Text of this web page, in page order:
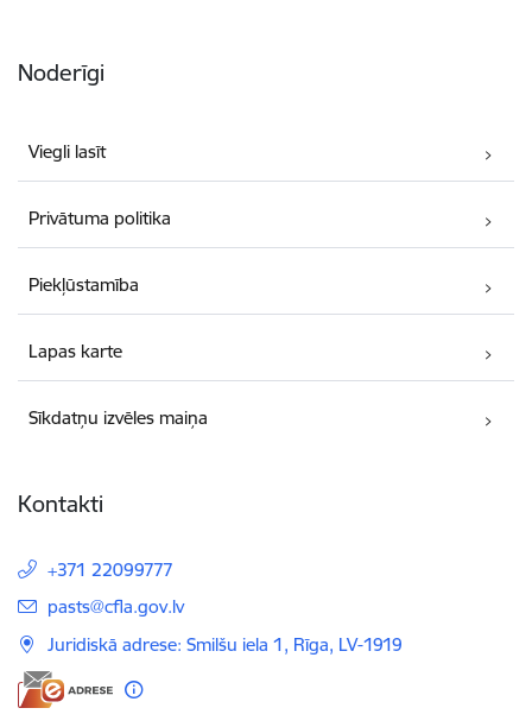
Noderīgi
Viegli lasīt
Privātuma politika
Piekļūstamība
Lapas karte
Sīkdatņu izvēles maiņa
Kontakti
+371 22099777
E-pasts:
pasts@cfla.gov.lv
Juridiskā adrese: Smilšu iela 1, Rīga, LV-1919